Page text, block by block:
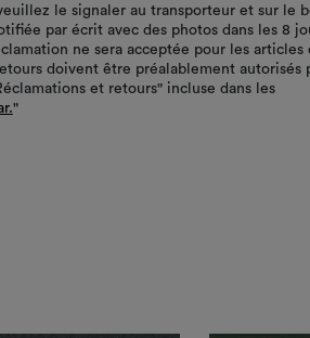
le signaler au transporteur et sur le
par écrit avec des photos dans les 8
ne sera acceptée pour les articles
doivent être préalablement autorisés
et retours" incluse dans les
"